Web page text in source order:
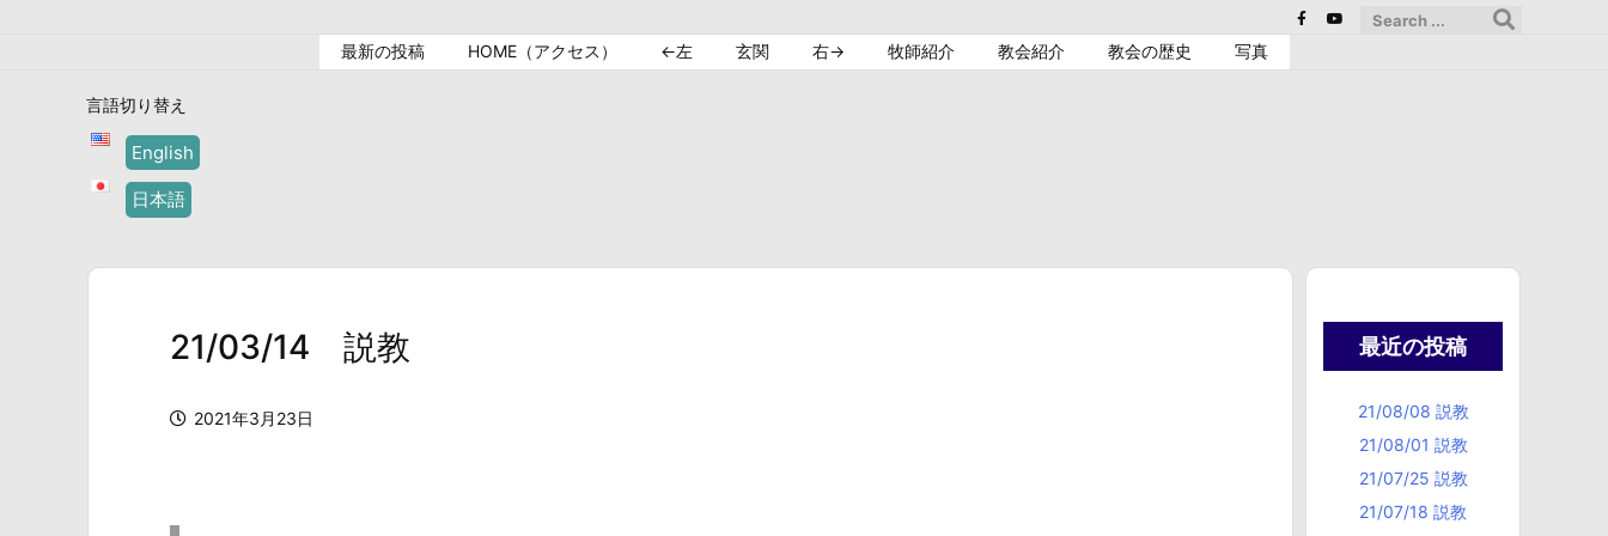
最新の投稿 HOME（アクセス） ←左 玄関 右→ 牧師紹介 教会紹介 教会の歴史 写真
言語切り替え
English
日本語
21/03/14 説教
2021年3月23日
最近の投稿
21/08/08 説教
21/08/01 説教
21/07/25 説教
21/07/18 説教